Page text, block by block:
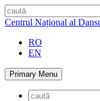
Skip
to
caută
Centrul Național al
RO
EN
Primary Menu